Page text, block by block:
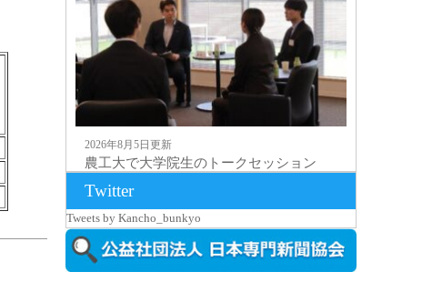
2026年8月5日更新
農工大で大学院生のトークセッション
Twitter
Tweets by Kancho_bunkyo